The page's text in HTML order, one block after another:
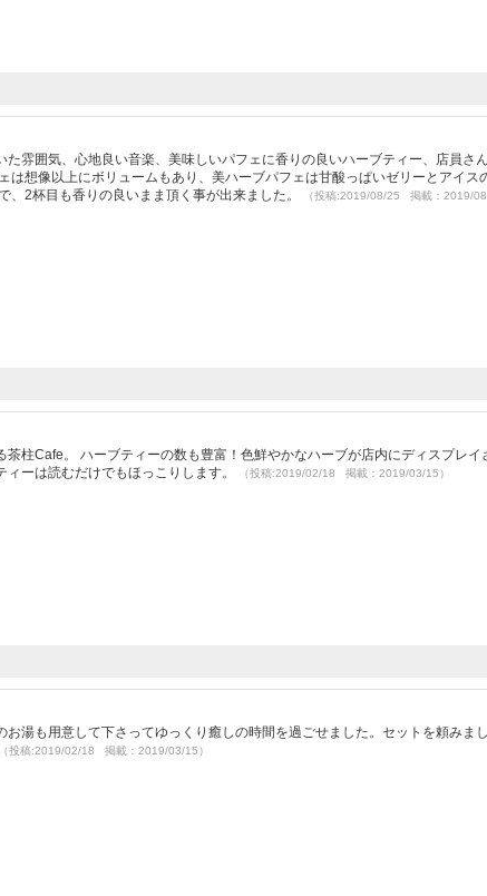
雰囲気、心地良い音楽、美味しいパフェに香りの良いハーブティー、店員さ
は想像以上にボリュームもあり、美ハーブパフェは甘酸っぱいゼリーとアイス
、2杯目も香りの良いまま頂く事が出来ました。
（投稿:2019/08/25 掲載：2019/08/
柱Cafe。 ハーブティーの数も豊富！色鮮やかなハーブが店内にディスプレイ
ーは読むだけでもほっこりします。
（投稿:2019/02/18 掲載：2019/03/15）
湯も用意して下さってゆっくり癒しの時間を過ごせました。セットを頼みま
（投稿:2019/02/18 掲載：2019/03/15）